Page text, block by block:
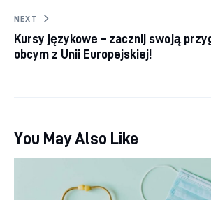
NEXT
Kursy językowe – zacznij swoją
obcym z Unii Europejskiej!
You May Also Like